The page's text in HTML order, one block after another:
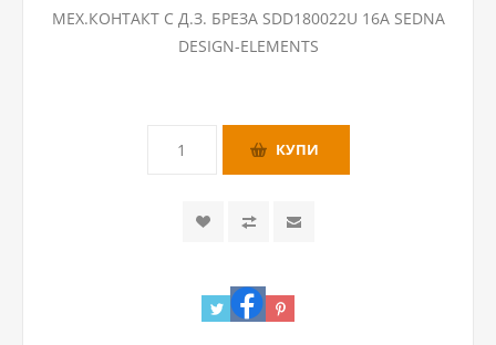
МЕХ.КОНТАКТ С Д.З. БРЕЗА SDD180022U 16A SEDNA
DESIGN-ELEMENTS